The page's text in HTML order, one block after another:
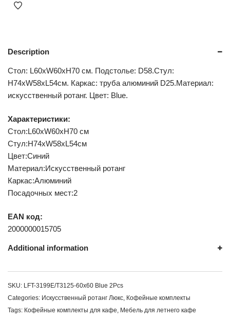
Description
Стол: L60xW60xH70 см. Подстолье: D58.Стул:
H74xW58xL54см. Каркас: труба алюминий D25.Материал:
искусственный ротанг. Цвет: Blue.
Характеристики:
Стол:L60xW60xH70 см
Стул:H74xW58xL54см
Цвет:Синий
Материал:Искусственный ротанг
Каркас:Алюминий
Посадочных мест:2
EAN код:
2000000015705
Additional information
SKU: LFT-3199E/T3125-60x60 Blue 2Pcs
Categories: Искусственный ротанг Люкс Кофейные комплекты
Tags: Кофейные комплекты для кафе Мебель для летнего кафе